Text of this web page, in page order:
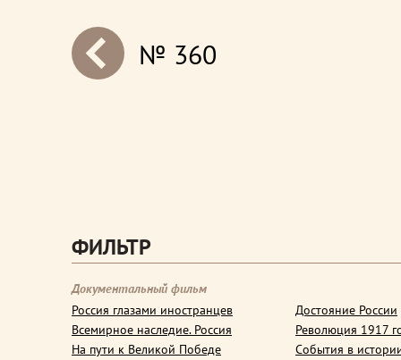
next№ 360
ФИЛЬТР
Документальный фильм
Россия глазами иностранцев
Всемирное наследие. Россия
На пути к Великой Победе
Достояние России
Революция 1917
События в